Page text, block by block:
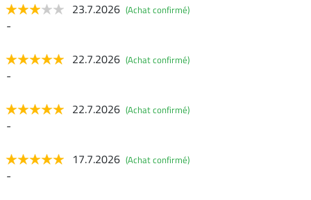
23.7.2026 (Achat confirmé)
-
22.7.2026 (Achat confirmé)
-
22.7.2026 (Achat confirmé)
-
17.7.2026 (Achat confirmé)
-